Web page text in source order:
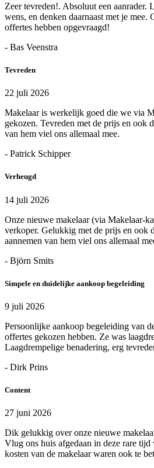
Zeer tevreden!. Absoluut een aanrader.
wens, en denken daarnaast met je
offertes hebben opgevraagd!
- Bas Veenstra
Tevreden
22 juli 2026
Makelaar is werkelijk goed die we via
gekozen. Tevreden met de prijs en ook
van hem viel ons allemaal mee.
- Patrick Schipper
Verheugd
14 juli 2026
Onze nieuwe makelaar (via Makelaar-
verkoper. Gelukkig met de prijs en ook
aannemen van hem viel ons allemaal
- Björn Smits
Simpele en duidelijke aankoop begeleiding
9 juli 2026
Persoonlijke aankoop begeleiding van
offertes gekozen hebben. Ze was
Laagdrempelige benadering, erg
- Dirk Prins
Content
27 juni 2026
Dik gelukkig over onze nieuwe
Vlug ons huis afgedaan in deze rare
kosten van de makelaar waren ook te